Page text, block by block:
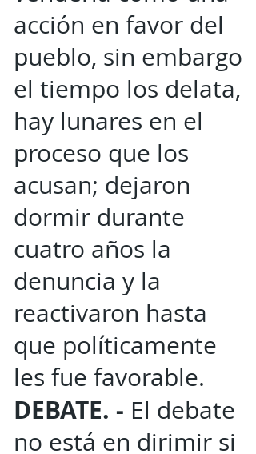
acción en favor del
pueblo, sin embargo
el tiempo los delata,
hay lunares en el
proceso que los
acusan; dejaron
dormir durante
cuatro años la
denuncia y la
reactivaron hasta
que políticamente
les fue favorable.
DEBATE. - El debate
no está en dirimir si